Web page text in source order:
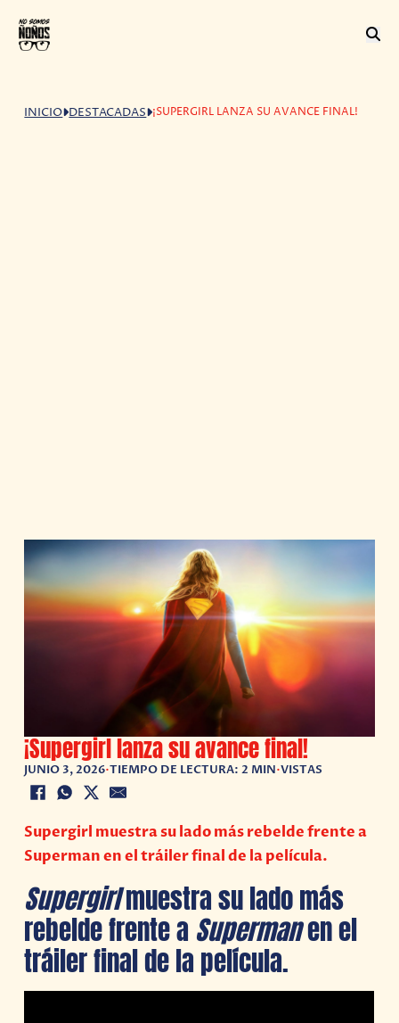
INICIO DESTACADAS ¡SUPERGIRL LANZA SU AVANCE FINAL!
¡Supergirl lanza su avance final!
JUNIO 3, 2026•TIEMPO DE LECTURA: 2 MIN•VISTAS
Supergirl muestra su lado más rebelde frente a
Superman en el tráiler final de la película.
Supergirlmuestra su lado más
rebelde frente a Supermanen el
tráiler final de la película.